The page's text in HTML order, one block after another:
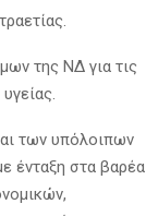
της ΝΔ για τις
των υπόλοιπων
ένταξη στα βαρέα